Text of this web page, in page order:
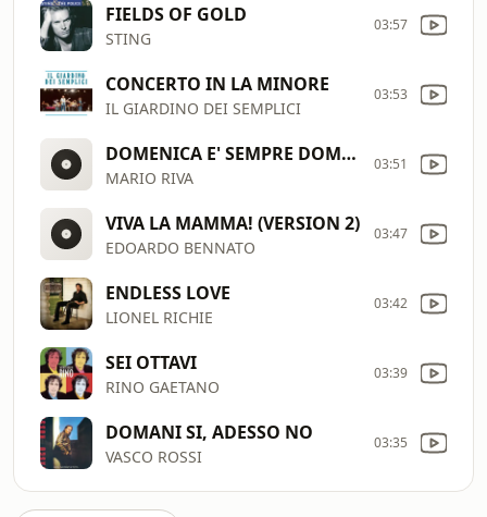
FIELDS OF GOLD
STING
03:57
CONCERTO IN LA MINORE
IL GIARDINO DEI SEMPLICI
03:53
DOMENICA E' SEMPRE DOMENICA
MARIO RIVA
03:51
VIVA LA MAMMA! (VERSION 2)
EDOARDO BENNATO
03:47
ENDLESS LOVE
LIONEL RICHIE
03:42
SEI OTTAVI
RINO GAETANO
03:39
DOMANI SI, ADESSO NO
VASCO ROSSI
03:35